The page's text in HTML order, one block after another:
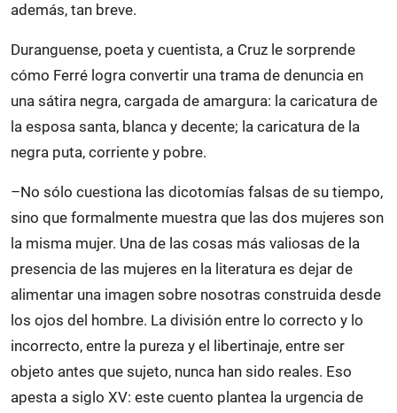
además, tan breve.
Duranguense, poeta y cuentista, a Cruz le sorprende
cómo Ferré logra convertir una trama de denuncia en
una sátira negra, cargada de amargura: la caricatura de
la esposa santa, blanca y decente; la caricatura de la
negra puta, corriente y pobre.
–No sólo cuestiona las dicotomías falsas de su tiempo,
sino que formalmente muestra que las dos mujeres son
la misma mujer. Una de las cosas más valiosas de la
presencia de las mujeres en la literatura es dejar de
alimentar una imagen sobre nosotras construida desde
los ojos del hombre. La división entre lo correcto y lo
incorrecto, entre la pureza y el libertinaje, entre ser
objeto antes que sujeto, nunca han sido reales. Eso
apesta a siglo XV: este cuento plantea la urgencia de